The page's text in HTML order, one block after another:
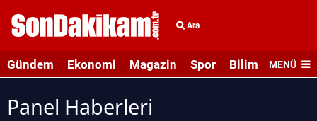
Ara
Gündem Ekonomi Magazin Spor Bilim veMENÜ
Panel Haberleri